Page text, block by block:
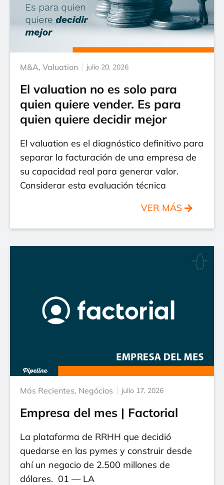
M&A, Valuation julio 20, 2026
El valuation no es solo para
quien quiere vender. Es para
quien quiere decidir mejor
El valuation es el diagnóstico definitivo para
separar la facturación de una empresa de
su capacidad real para generar valor.
Considerar esta evaluación técnica
VER MÁS
Más Recientes, Negócios julio 17, 2026
Empresa del mes | Factorial
La plataforma de RRHH que decidió
quedarse en las pymes y construir desde
ahí un negocio de 2.500 millones de
dólares. 01 — LA